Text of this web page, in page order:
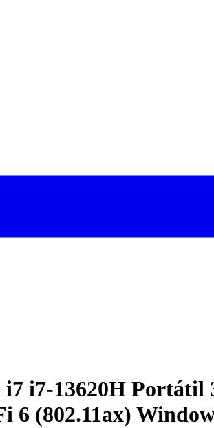
i7-13620H Portátil
(802.11ax)